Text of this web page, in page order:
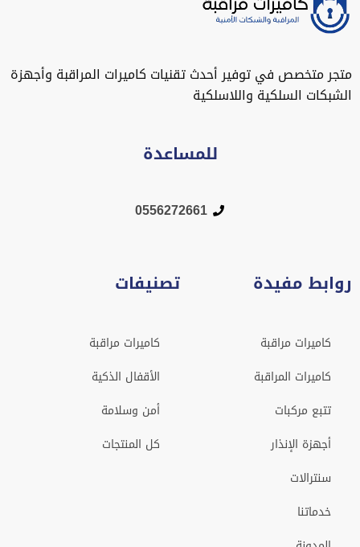
متجر متخصص في توفير أحدث تقنيات كاميرات المراقبة وأجهزة
الشبكات السلكية واللاسلكية
للمساعدة
0556272661
روابط مفيدة
كاميرات مراقبة
كاميرات المراقبة
تتبع مركبات
أجهزة الإنذار
سنترالات
خدماتنا
تصنيفات
كاميرات مراقبة
الأقفال الذكية
أمن وسلامة
كل المنتجات